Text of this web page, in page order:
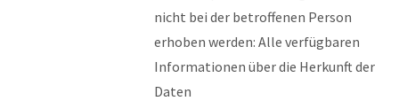
nicht bei der betroffenen Person
erhoben werden: Alle verfügbaren
Informationen über die Herkunft der
Daten